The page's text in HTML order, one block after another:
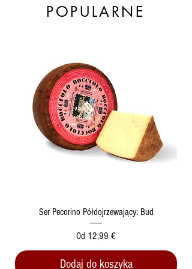
POPULARNE
Ser Pecorino Półdojrzewający: Bud
Od 12,99 €
Cena rabatowa
Dodaj do koszyka